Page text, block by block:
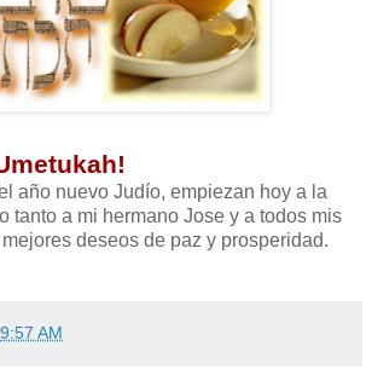
año nuevo Judío, empiezan hoy a la
tanto a mi hermano Jose y a todos mis
deseos de paz y prosperidad.
9:57 AM